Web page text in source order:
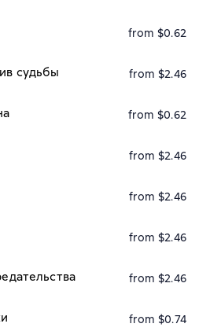
from $0.62
судьбы from $2.46
from $0.62
from $2.46
from $2.46
from $2.46
from $2.46
from $0.74